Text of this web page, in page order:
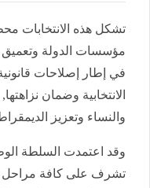
تشكل هذه الانتخابات
مؤسسات الدولة
في إطار إصلاحات
الانتخابية وضمان
والنساء وتعزيز
وقد اعتمدت السلطة
تشرف على كافة مراحل